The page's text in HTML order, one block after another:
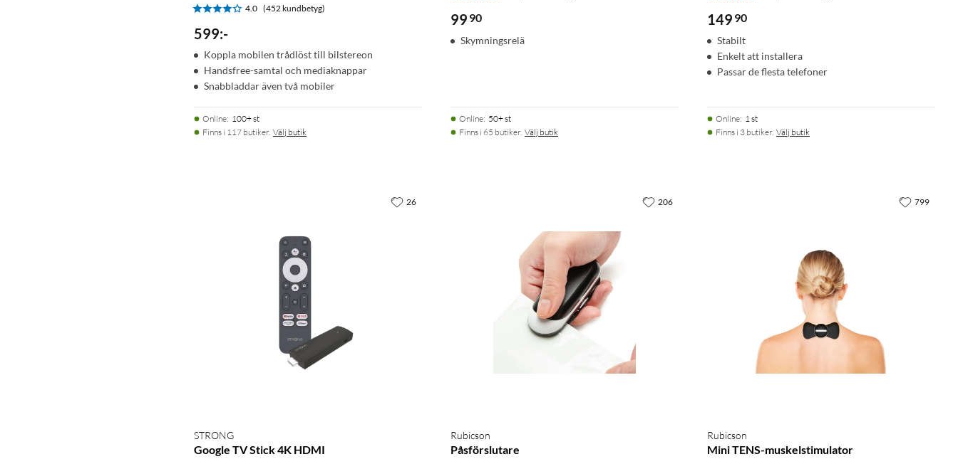
4.0 (452 kundbetyg)
599:-
Koppla mobilen trådlöst till bilstereon
Handsfree-samtal och mediaknappar
Snabbladdar även två mobiler
Online: 100+ st
Finns i 117 butiker. Välj butik
99 90
Skymningsrelä
Online: 50+ st
Finns i 65 butiker. Välj butik
149 90
Stabilt
Enkelt att installera
Passar de flesta telefoner
Online: 1 st
Finns i 3 butiker. Välj butik
STRONG
Google TV Stick 4K HDMI
26
Rubicson
Påsförslutare
206
Rubicson
Mini TENS-muskelstimulator
799